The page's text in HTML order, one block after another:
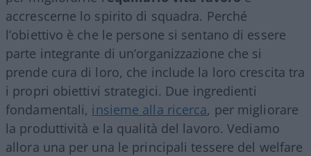
accrescerne lo spirito di squadra. Perché
l’obiettivo è che le persone si sentano di essere
parte integrante di un’organizzazione che si
prende cura di loro, che include la loro crescita tra
i propri obiettivi strategici. Due ingredienti
fondamentali, insieme alla ricerca, per migliorare
la produttività e la qualità del lavoro. Vediamo
allora una per una le principali tessere del welfare